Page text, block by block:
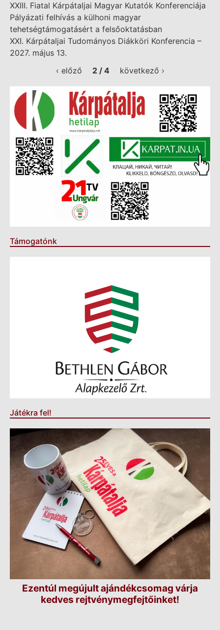
XXIII. Fiatal Kárpátaljai Magyar Kutatók Konferenciája
Pályázati felhívás a külhoni magyar
tehetségtámogatásért a felsőoktatásban
XXI. Kárpátaljai Tudományos Diákköri Konferencia –
2027. május 13.
‹ előző
2 / 4 következő ›
Támogatónk
Játékra fel!
Ezentúl megújult ajándékcsomag várja
kedves rejtvénymegfejtőinket!